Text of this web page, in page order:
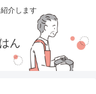
介します
ん